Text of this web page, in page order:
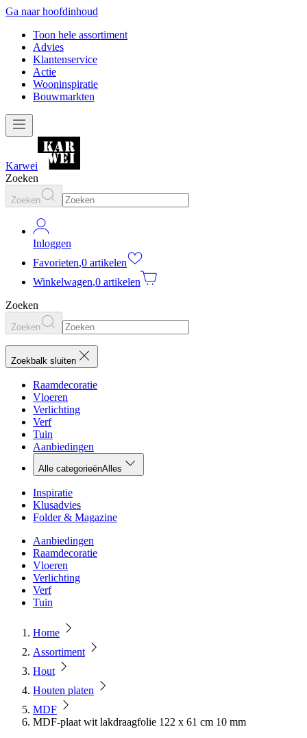
Ga naar hoofdinhoud
Toon hele assortiment
Advies
Klantenservice
Actie
Wooninspiratie
Bouwmarkten
Karwei
Zoeken
Zoeken
Inloggen
Favorieten,0 artikelen
Winkelwagen,0 artikelen
Zoeken
Zoeken
Zoekbalk sluiten
Raamdecoratie
Vloeren
Verlichting
Verf
Tuin
Aanbiedingen
Alle categorieënAlles
Inspiratie
Klusadvies
Folder & Magazine
Aanbiedingen
Raamdecoratie
Vloeren
Verlichting
Verf
Tuin
Home
Assortiment
Hout
Houten platen
MDF
MDF-plaat wit lakdraagfolie 122 x 61 cm 10 mm